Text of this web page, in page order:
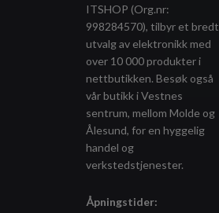
ITSHOP (Org.nr:
998284570), tilbyr et bredt
utvalg av elektronikk med
over 10 000 produkter i
nettbutikken. Besøk også
vår butikk i Vestnes
sentrum, mellom Molde og
Ålesund, for en hyggelig
handel og
verkstedstjenester.
Åpningstider: